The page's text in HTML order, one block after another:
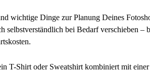
wichtige Dinge zur Planung Deines
selbstverständlich bei Bedarf verschieben
T-Shirt oder Sweatshirt kombiniert mit